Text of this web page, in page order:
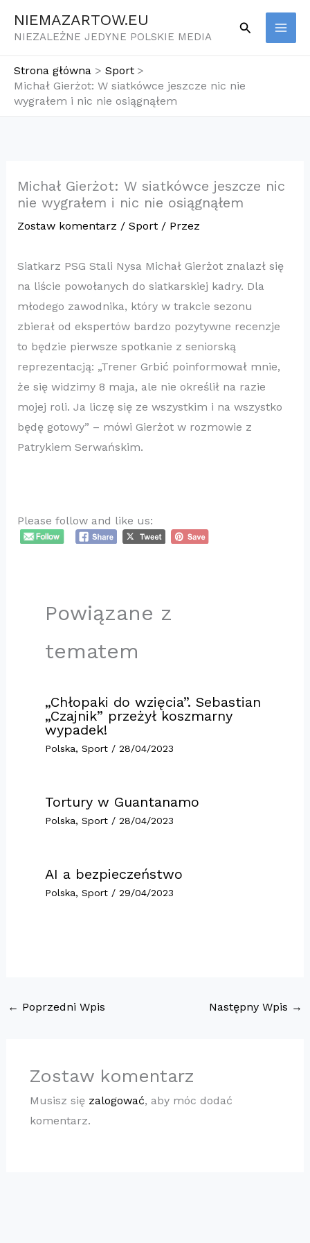
NIEMAZARTOW.EU
NIEZALEŻNE JEDYNE POLSKIE MEDIA
Szukaj
Strona główna
Sport
Michał Gierżot: W siatkówce jeszcze nic nie
wygrałem i nic nie osiągnąłem
Michał Gierżot: W siatkówce jeszcze nic
nie wygrałem i nic nie osiągnąłem
Zostaw komentarz / Sport/ Przez
Siatkarz PSG Stali Nysa Michał Gierżot znalazł się
na liście powołanych do siatkarskiej kadry. Dla
młodego zawodnika, który w trakcie sezonu
zbierał od ekspertów bardzo pozytywne recenzje
to będzie pierwsze spotkanie z seniorską
reprezentacją: „Trener Grbić poinformował mnie,
że się widzimy 8 maja, ale nie określił na razie
mojej roli. Ja liczę się ze wszystkim i na wszystko
będę gotowy” – mówi Gierżot w rozmowie z
Patrykiem Serwańskim.
Please follow and like us:
Powiązane z
tematem
„Chłopaki do wzięcia”. Sebastian
„Czajnik” przeżył koszmarny
wypadek!
Polska, Sport/ 28/04/2023
Tortury w Guantanamo
Polska, Sport/ 28/04/2023
AI a bezpieczeństwo
Polska, Sport/ 29/04/2023
← Poprzedni Wpis Następny Wpis →
Zostaw komentarz
Musisz się zalogować, aby móc dodać
komentarz.